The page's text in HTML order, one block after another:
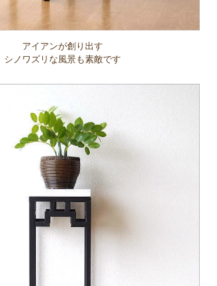
アイアンが創り出す
シノワズリな風景も素敵です